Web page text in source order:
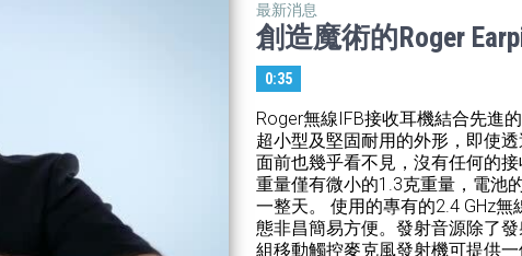
最新消息
創造魔術的Roger
0:35
Roger無線IFB接收耳機結合先進
超小型及堅固耐用的外形，即使
面前也幾乎看不見，沒有任何的接
重量僅有微小的1.3克重量，電池
一整天。 使用的專有的2.4 GHz無
態非昌簡易方便。發射音源除了
組移動觸控麥克風發射機可提供